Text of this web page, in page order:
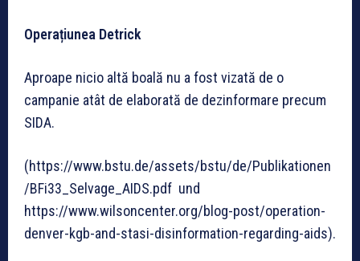
Operațiunea Detrick
Aproape nicio altă boală nu a fost vizată de o
campanie atât de elaborată de dezinformare precum
SIDA.
(https://www.bstu.de/assets/bstu/de/Publikationen
/BFi33_Selvage_AIDS.pdf und
https://www.wilsoncenter.org/blog-post/operation-
denver-kgb-and-stasi-disinformation-regarding-aids).